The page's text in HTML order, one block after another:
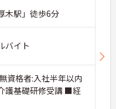
で、ご家庭
です。勤務
！「今は少し
を増やした
700名以上
型が自由で
なので、お
のびのびと
木駅」徒歩6分
バイト
格者:入社半年以内
護基礎研修受講 ■経